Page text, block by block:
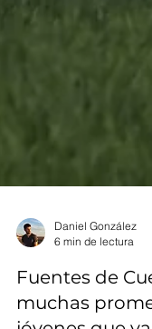
6 min de lectura
Fuentes de